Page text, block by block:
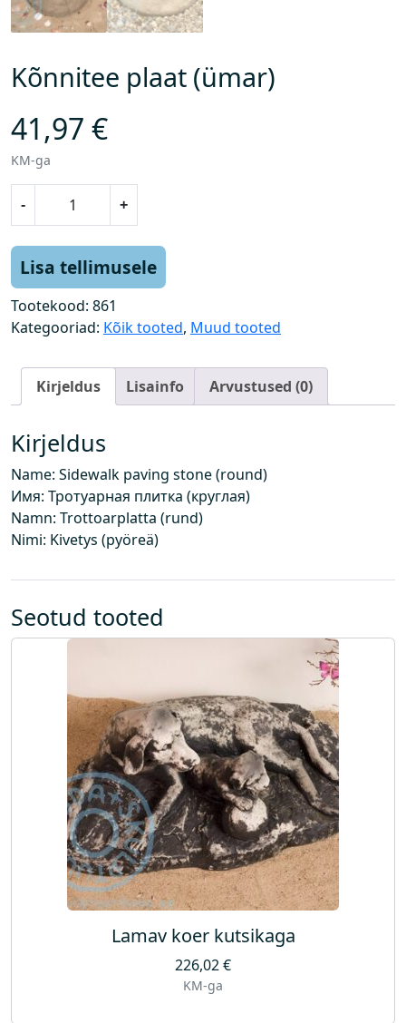
Kõnnitee plaat (ümar)
41,97 €
KM-ga
-
i
t
e
a
a
t
(
ü
m
a
)
k
o
+
Lisa tellimusele
Tootekood: 861
Kategooriad: Kõik tooted, Muud tooted
Kirjeldus Lisainfo Arvustused (0)
Kirjeldus
Name: Sidewalk paving stone (round)
Имя: Тротуарная плитка (круглая)
Namn: Trottoarplatta (rund)
Nimi: Kivetys (pyöreä)
Seotud tooted
Lamav koer kutsikaga
226,02€
KM-ga